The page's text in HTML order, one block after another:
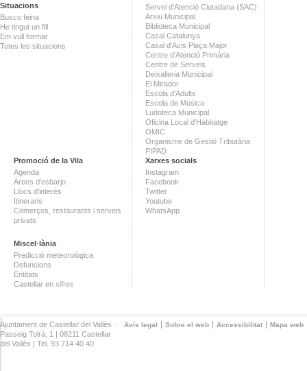
Situacions
Busco feina
He tingut un fill
Em vull formar
Totes les situacions
Servei d'Atenció Ciutadana (SAC)
Arxiu Municipal
Biblioteca Municipal
Casal Catalunya
Casal d'Avis Plaça Major
Centre d'Atenció Primària
Centre de Serveis
Deixalleria Municipal
El Mirador
Escola d'Adults
Escola de Música
Ludoteca Municipal
Oficina Local d'Habitatge
OMIC
Organisme de Gestió Tributària
PIPAD
Promoció de la Vila
Agenda
Àrees d'esbarjo
Llocs d'interès
Itineraris
Comerços, restaurants i serveis
privats
Miscel·lània
Predicció meteorològica
Defuncions
Entitats
Castellar en xifres
Xarxes socials
Instagram
Facebook
Twitter
Youtube
WhatsApp
Avís legal Sobre el web Accessibilitat Mapa web
Ajuntament de Castellar del Vallès ·
Passeig Tolrà, 1 | 08211 Castellar
del Vallès | Tel. 93 714 40 40